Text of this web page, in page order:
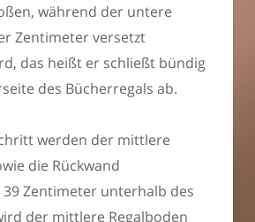
während der untere
Zentimeter versetzt
das heißt er schließt bündig
des Bücherregals ab.
werden der mittlere
die Rückwand
Zentimeter unterhalb des
der mittlere Regalboden